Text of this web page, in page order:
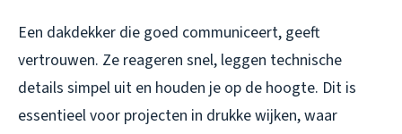
Een dakdekker die goed communiceert, geeft
vertrouwen. Ze reageren snel, leggen technische
details simpel uit en houden je op de hoogte. Dit is
essentieel voor projecten in drukke wijken, waar